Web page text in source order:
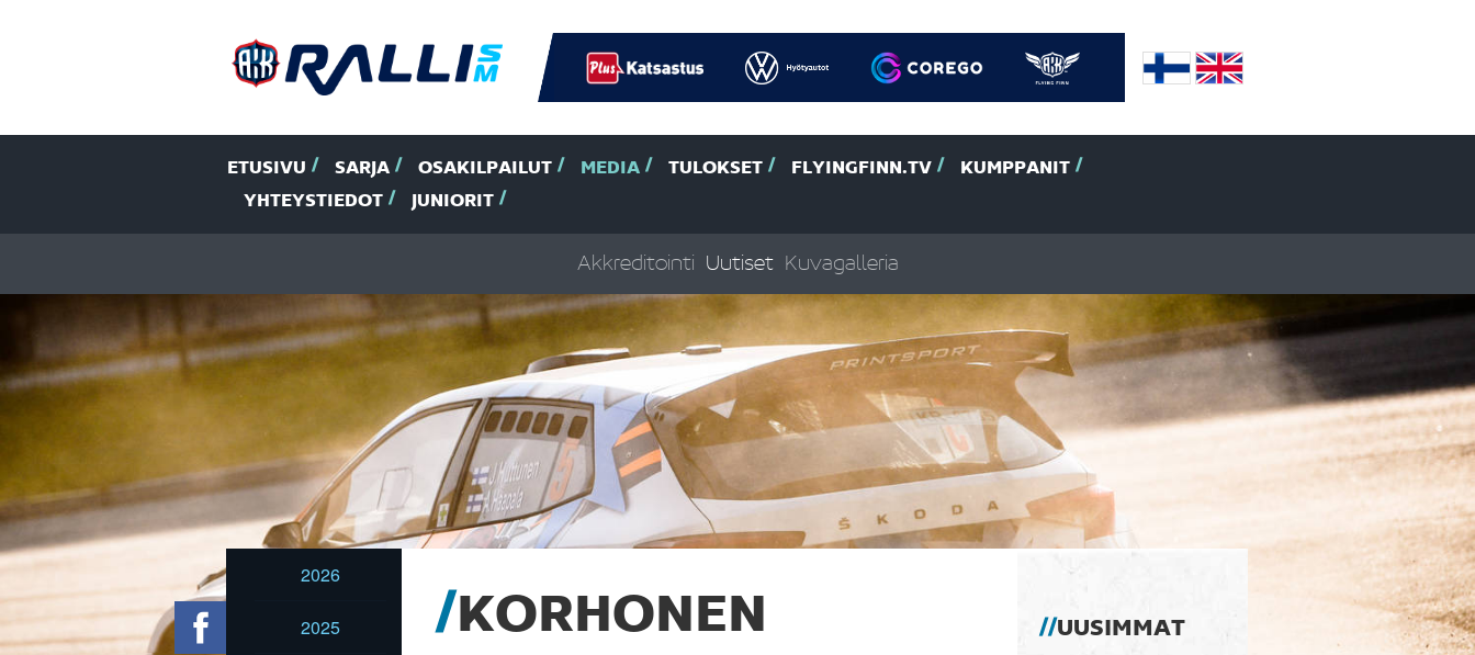
ETUSIVU SARJA OSAKILPAILUT MEDIA TULOKSET FLYINGFINN.TV
KUMPPANIT
YHTEYSTIEDOT
JUNIORIT
Akkreditointi Uutiset Kuvagalleria
2026
2025
KORHONEN
UUSIMMAT